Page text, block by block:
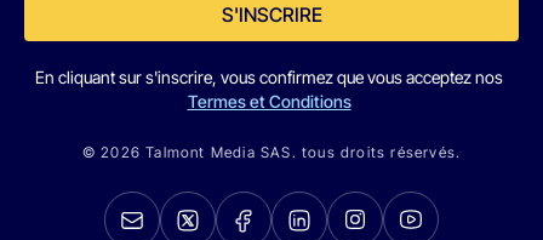
S'INSCRIRE
En cliquant sur s'inscrire, vous confirmez que vous acceptez nos
Termes et Conditions
© 2026 Talmont Media SAS. tous droits réservés.